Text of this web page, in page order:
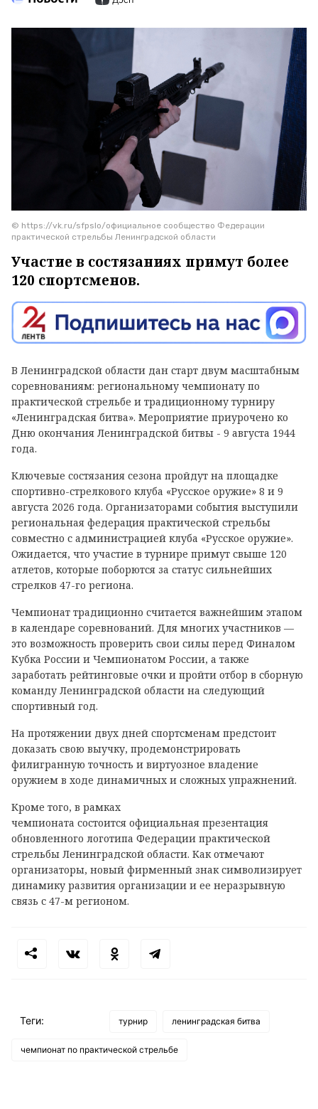
© https://vk.ru/sfpslo/официальное сообщество Федерации
практической стрельбы Ленинградской области
Участие в состязаниях примут более
120 спортсменов.
В Ленинградской области дан старт двум масштабным
соревнованиям: региональному чемпионату по
практической стрельбе и традиционному турниру
«Ленинградская битва». Мероприятие приурочено ко
Дню окончания Ленинградской битвы - 9 августа 1944
года.
Ключевые состязания сезона пройдут на площадке
спортивно-стрелкового клуба «Русское оружие» 8 и 9
августа 2026 года. Организаторами события выступили
региональная федерация практической стрельбы
совместно с администрацией клуба «Русское оружие».
Ожидается, что участие в турнире примут свыше 120
атлетов, которые поборются за статус сильнейших
стрелков 47-го региона.
Чемпионат традиционно считается важнейшим этапом
в календаре соревнований. Для многих участников —
это возможность проверить свои силы перед Финалом
Кубка России и Чемпионатом России, а также
заработать рейтинговые очки и пройти отбор в сборную
команду Ленинградской области на следующий
спортивный год.
На протяжении двух дней спортсменам предстоит
доказать свою выучку, продемонстрировать
филигранную точность и виртуозное владение
оружием в ходе динамичных и сложных упражнений.
Кроме того, в рамках
чемпионата состоится официальная презентация
обновленного логотипа Федерации практической
стрельбы Ленинградской области. Как отмечают
организаторы, новый фирменный знак символизирует
динамику развития организации и ее неразрывную
связь с 47-м регионом.
Теги: турнир ленинградская битва
чемпионат по практической стрельбе